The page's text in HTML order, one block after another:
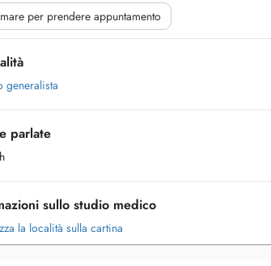
per prendere appuntamento
generalista
parlate
sullo studio medico
la località sulla cartina